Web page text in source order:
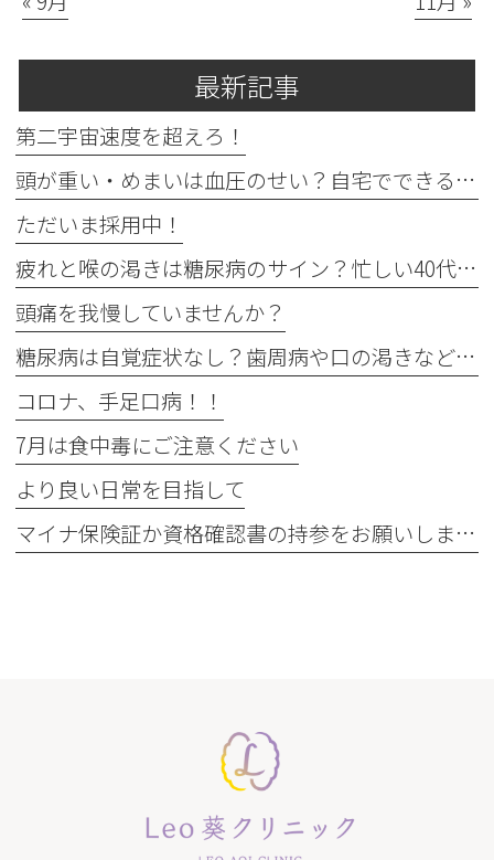
最新記事
第二宇宙速度を超えろ！
頭が重い・めまいは血圧のせい？自宅でできる確認法と受診目安
ただいま採用中！
疲れと喉の渇きは糖尿病のサイン？忙しい40代の受診目安
頭痛を我慢していませんか？
糖尿病は自覚症状なし？歯周病や口の渇きなど初期サイン5つと数値
コロナ、手足口病！！
7月は食中毒にご注意ください
より良い日常を目指して
マイナ保険証か資格確認書の持参をお願いします